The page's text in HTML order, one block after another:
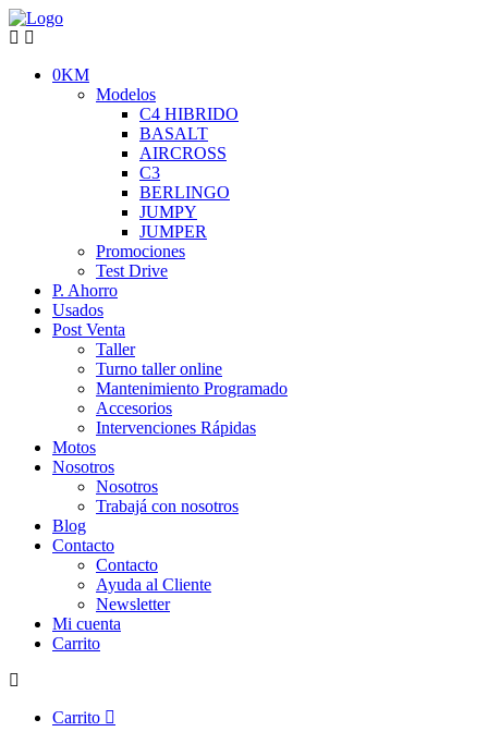
0KM
Modelos
C4 HIBRIDO
BASALT
AIRCROSS
C3
BERLINGO
JUMPY
JUMPER
Promociones
Test Drive
P. Ahorro
Usados
Post Venta
Taller
Turno taller online
Mantenimiento Programado
Accesorios
Intervenciones Rápidas
Motos
Nosotros
Nosotros
Trabajá con nosotros
Blog
Contacto
Contacto
Ayuda al Cliente
Newsletter
Mi cuenta
Carrito
Carrito